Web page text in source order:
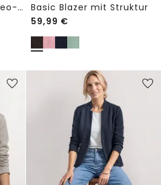
Denim Overshirt mit Leo-Muster
Basic Blazer mit Struktur
59,99 €